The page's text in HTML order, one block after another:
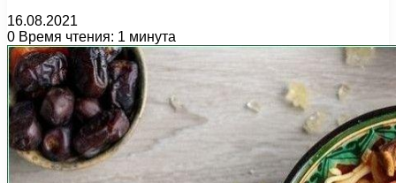
16.08.2021
0 Время чтения: 1 минута